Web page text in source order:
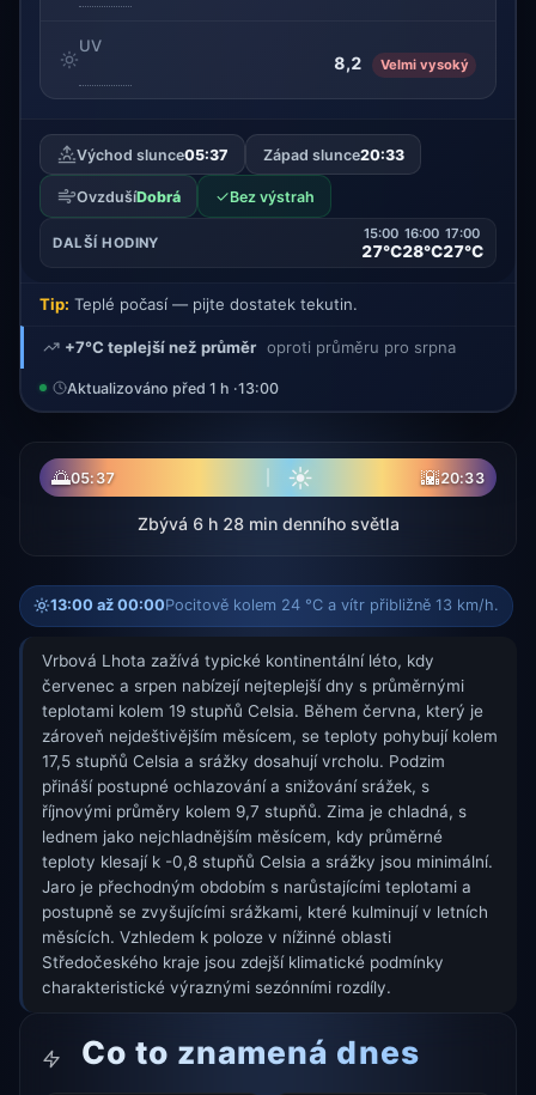
UV
8,2 Velmi vysoký
Východ slunce05:37 Západ slunce20:33
OvzdušíDobrá ✓Bez výstrah
DALŠÍ HODINY
15:00
27°C
16:00
28°C
17:00
27°C
Tip: Teplé počasí — pijte dostatek tekutin.
+7°C teplejší než průměr oproti průměru pro srpna
Aktualizováno před 1 h ·13:00
🌅05:37 ☀ 🌇20:33
Zbývá 6 h 28 min denního světla
13:00 až 00:00Pocitově kolem 24 °C a vítr přibližně 13 km/h.
Vrbová Lhota zažívá typické kontinentální léto, kdy
červenec a srpen nabízejí nejteplejší dny s průměrnými
teplotami kolem 19 stupňů Celsia. Během června, který je
zároveň nejdeštivějším měsícem, se teploty pohybují kolem
17,5 stupňů Celsia a srážky dosahují vrcholu. Podzim
přináší postupné ochlazování a snižování srážek, s
říjnovými průměry kolem 9,7 stupňů. Zima je chladná, s
lednem jako nejchladnějším měsícem, kdy průměrné
teploty klesají k -0,8 stupňů Celsia a srážky jsou minimální.
Jaro je přechodným obdobím s narůstajícími teplotami a
postupně se zvyšujícími srážkami, které kulminují v letních
měsících. Vzhledem k poloze v nížinné oblasti
Středočeského kraje jsou zdejší klimatické podmínky
charakteristické výraznými sezónními rozdíly.
Co to znamená dnes